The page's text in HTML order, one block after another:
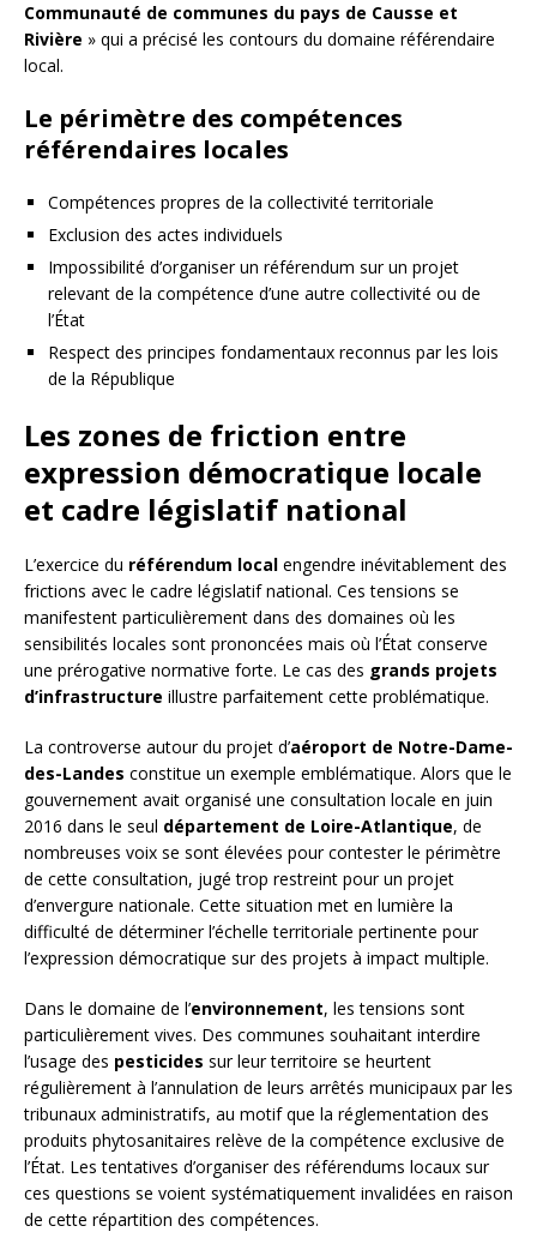
Communauté de communes du pays de Causse et
Rivière » qui a précisé les contours du domaine référendaire
local.
Le périmètre des compétences
référendaires locales
Compétences propres de la collectivité territoriale
Exclusion des actes individuels
Impossibilité d’organiser un référendum sur un projet
relevant de la compétence d’une autre collectivité ou de
l’État
Respect des principes fondamentaux reconnus par les lois
de la République
Les zones de friction entre
expression démocratique locale
et cadre législatif national
L’exercice du référendum local engendre inévitablement des
frictions avec le cadre législatif national. Ces tensions se
manifestent particulièrement dans des domaines où les
sensibilités locales sont prononcées mais où l’État conserve
une prérogative normative forte. Le cas des grands projets
d’infrastructure illustre parfaitement cette problématique.
La controverse autour du projet d’aéroport de Notre-Dame-
des-Landes constitue un exemple emblématique. Alors que le
gouvernement avait organisé une consultation locale en juin
2016 dans le seul département de Loire-Atlantique, de
nombreuses voix se sont élevées pour contester le périmètre
de cette consultation, jugé trop restreint pour un projet
d’envergure nationale. Cette situation met en lumière la
difficulté de déterminer l’échelle territoriale pertinente pour
l’expression démocratique sur des projets à impact multiple.
Dans le domaine de l’environnement, les tensions sont
particulièrement vives. Des communes souhaitant interdire
l’usage des pesticides sur leur territoire se heurtent
régulièrement à l’annulation de leurs arrêtés municipaux par les
tribunaux administratifs, au motif que la réglementation des
produits phytosanitaires relève de la compétence exclusive de
l’État. Les tentatives d’organiser des référendums locaux sur
ces questions se voient systématiquement invalidées en raison
de cette répartition des compétences.